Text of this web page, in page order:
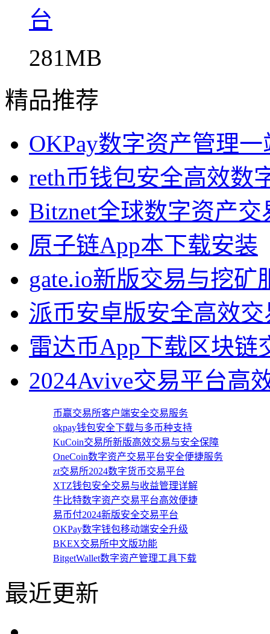
台
281MB
精品推荐
OKPay数字资产管理
reth币钱包安全高效数
Bitznet全球数字资产交
原子链App本下载安装
gate.io新版交易与挖矿
派币安卓版安全高效
雷达币App下载区块链
2024Avive交易平台高
币赢交易所客户端安全交易服务
okpay钱包安全下载与多币种支持
KuCoin交易所新版高效交易与安全保障
OneCoin数字资产交易平台安全便捷服务
zt交易所2024数字货币交易平台
XTZ钱包安全交易与收益管理详解
牛比特数字资产交易平台高效便捷
易币付2024新版安全交易平台
OKPay数字钱包移动端安全升级
BKEX交易所中文版功能
BitgetWallet数字资产管理工具下载
最近更新